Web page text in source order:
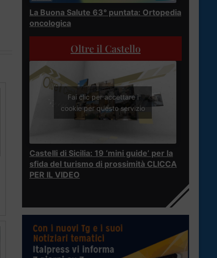
La Buona Salute 63° puntata: Ortopedia
oncologica
Oltre il Castello
Fai clic per accettare i
cookie per questo servizio
Castelli di Sicilia: 19 ‘mini guide’ per la
sfida del turismo di prossimità CLICCA
PER IL VIDEO